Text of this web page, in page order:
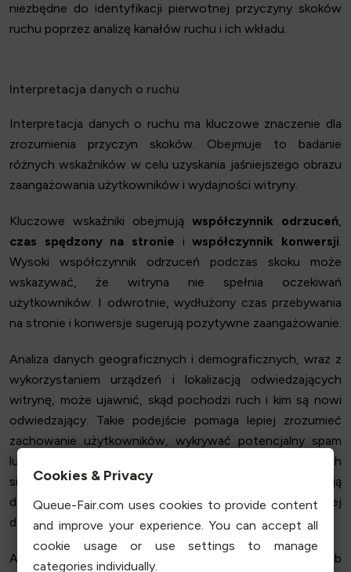
niezbędne do identyfikacji pierwotnej przyczyny skoków
ruchu poprzez analizę kanałów ruchu i ich wkładu.
Interpretacja danych o ruchu
Interpretacja danych o ruchu ma kluczowe znaczenie dla
zrozumienia przyczyn skoków. Obejmuje to badanie
różnych wskaźników w celu uzyskania jaśniejszego obrazu
zaangażowania użytkowników i wydajności witryny.
Kluczowe wskaźniki obejmują współczynnik odrzuceń,
czas spędzony na stronie iwspółczynnik konwersji.
Wysoki współczynnik odrzuceń podczas skoku może
wskazywać, że witryna nie spełnia oczekiwań
użytkowników. I odwrotnie, wydłużony czas przebywania
na stronie i konwersje sugerują pozytywne zaangażowanie.
Analiza danych geograficznych i demograficznych, wraz z
wykorzystaniem urządzeń i lokalizacją odwiedzających
witrynę, może ujawnić, skąd pochodzi ruch i kim są nowi
odwiedzający. Takie podejście pomaga lepiej zrozumieć
zachowanie użytkowników, wykrywać potencjalny spam
lub nieautoryzowany dostęp oraz monitorować ruch
sieciowy pod kątem anomalii. Informacje te pomagają
dostosować strategie marketingowe, aby skuteczniej
docierać do określonych odbiorców.
Analizując te wskaźniki, firmy mogą określić, jakie treści lub
Cookies & Privacy
Queue-Fair.com uses cookies to provide content
and improve your experience. You can accept all
cookie usage or use settings to manage
categories individually.